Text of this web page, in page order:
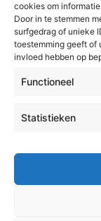
cookies om
Door in te stemmen
surfgedrag of unieke
toestemming geeft of
invloed hebben op
Functioneel
Statistieken
Nederweert
Leudal
Maasgouw
Echt-Susteren
Roermond
Radio & TV